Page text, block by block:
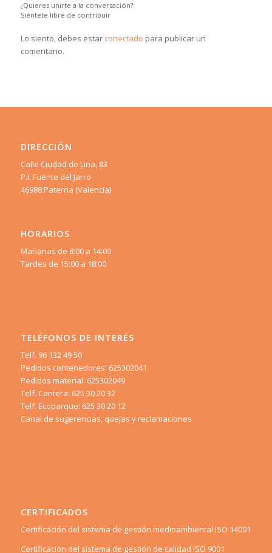
¿Quieres unirte a la conversación?
Siéntete libre de contribuir
Lo siento, debes estar conectado para publicar un
comentario.
DIRECCIÓN
Calle Ciudad de Liria, 83
P.I. Fuente del Jarro
46988 Paterna (Valencia)
HORARIOS
Mañanas de 8:00 a 14:00
Tardes de 15:00 a 18:00
TELÉFONOS DE INTERÉS
Telf. 96 132 49 50
Pedidos contenedores: 625302041
Pedidos material: 625302049
Telf. Cantera: 625 30 20 32
Telf. Ecoparque: 625 30 20 12
Canal de sugerencias, quejas y reclamaciones
CERTIFICADOS
Certificación del sistema de gestión medioambiental ISO 14001
Certificación del sistema de gestión de calidad ISO 9001